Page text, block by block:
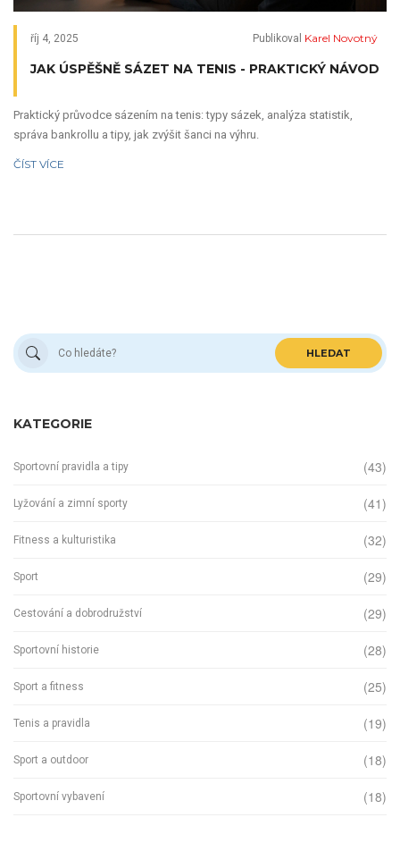
říj 4, 2025 Publikoval Karel Novotný
JAK ÚSPĚŠNĚ SÁZET NA TENIS - PRAKTICKÝ NÁVOD
Praktický průvodce sázením na tenis: typy sázek, analýza statistik,
správa bankrollu a tipy, jak zvýšit šanci na výhru.
ČÍST VÍCE
HLEDAT
KATEGORIE
Sportovní pravidla a tipy (43)
Lyžování a zimní sporty (41)
Fitness a kulturistika (32)
Sport (29)
Cestování a dobrodružství (29)
Sportovní historie (28)
Sport a fitness (25)
Tenis a pravidla (19)
Sport a outdoor (18)
Sportovní vybavení (18)